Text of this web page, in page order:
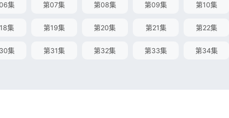
集 第07集 第08集 第09集 第10集
集 第19集 第20集 第21集 第22集
集 第31集 第32集 第33集 第34集